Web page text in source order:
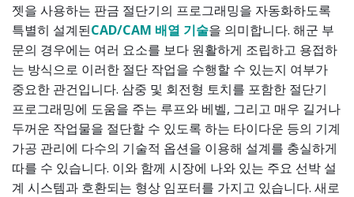
젯을 사용하는 판금 절단기의 프로그래밍을 자동화하도록
특별히 설계된CAD/CAM 배열 기술을 의미합니다. 해군 부
문의 경우에는 여러 요소를 보다 원활하게 조립하고 용접하
는 방식으로 이러한 절단 작업을 수행할 수 있는지 여부가
중요한 관건입니다. 삼중 및 회전형 토치를 포함한 절단기
프로그래밍에 도움을 주는 루프와 베벨, 그리고 매우 길거나
두꺼운 작업물을 절단할 수 있도록 하는 타이다운 등의 기계
가공 관리에 다수의 기술적 옵션을 이용해 설계를 충실하게
따를 수 있습니다. 이와 함께 시장에 나와 있는 주요 선박 설
계 시스템과 호환되는 형상 임포터를 가지고 있습니다. 새로